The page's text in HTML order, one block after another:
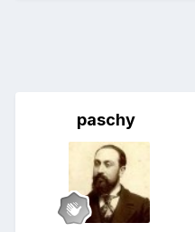
paschy